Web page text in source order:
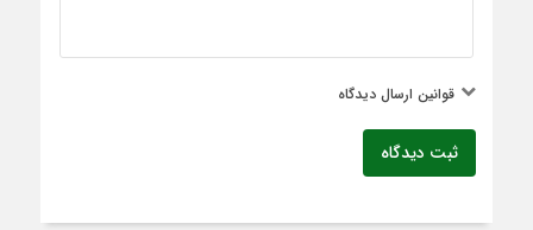
قوانین ارسال دیدگاه
ثبت دیدگاه